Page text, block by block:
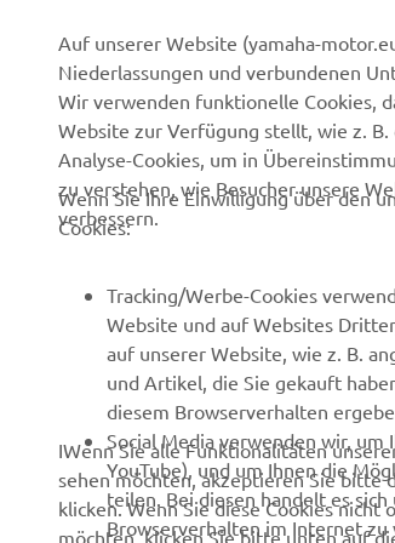
Über uns
News
Veranstaltungen
Presse
Kataloge
Händler werden
Grundlegende
Nachhaltigkeitsrichtlinie
Menschenrechtsrichtlinie
Whistleblower-Kanal
eBike
Behörden
Golfplätze
für
Yamalube
Sheets
Auf unserer Website (yamaha-
Niederlassungen und verbundenen
Wir verwenden funktionelle Cookies,
Website zur Verfügung stellt, wie z.
Analyse-Cookies, um in
zu verstehen, wie Besucher unsere
verbessern.
Wenn Sie Ihre Einwilligung über den
Cookies:
Tracking/Werbe-Cookies
Website und auf Websites
auf unserer Website, wie z. B.
und Artikel, die Sie gekauft
diesem Browserverhalten
Social Media verwenden wir, um
YouTube), und um Ihnen die
teilen. Bei diesen handelt es
Browserverhalten im Internet
IWenn Sie alle Funktionalitäten
sehen möchten, akzeptieren Sie bitte
klicken. Wenn Sie diese Cookies
möchten, klicken Sie bitte unten auf